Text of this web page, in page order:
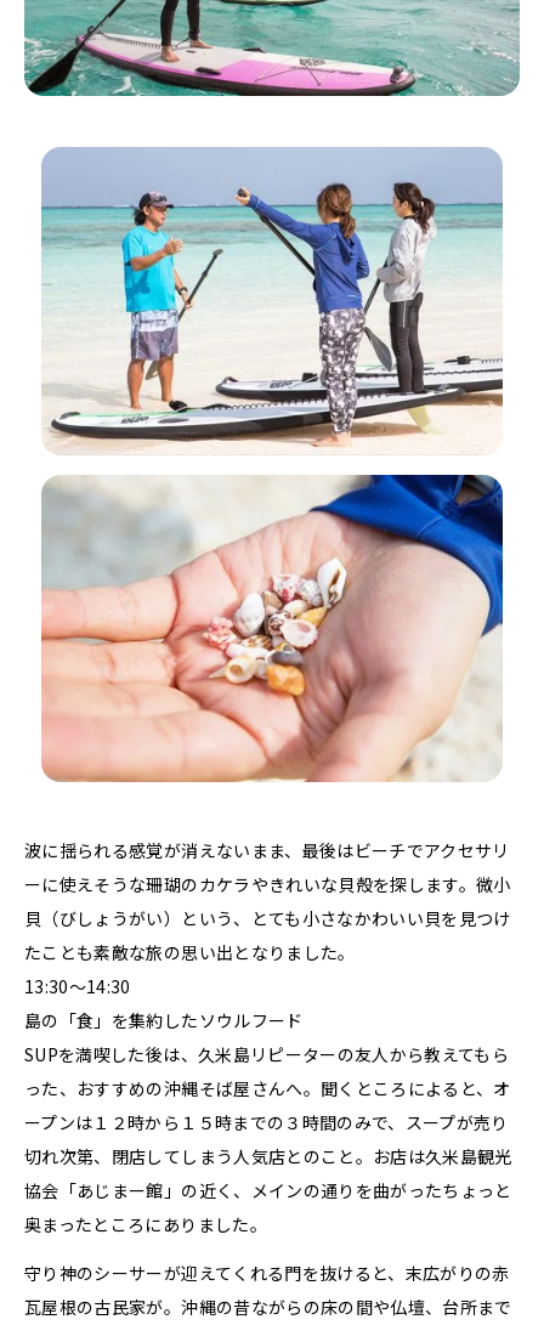
波に揺られる感覚が消えないまま、最後はビーチでアクセサリ
ーに使えそうな珊瑚のカケラやきれいな貝殻を探します。微小
貝（びしょうがい）という、とても小さなかわいい貝を見つけ
たことも素敵な旅の思い出となりました。
13:30～14:30
島の「食」を集約したソウルフード
SUPを満喫した後は、久米島リピーターの友人から教えてもら
った、おすすめの沖縄そば屋さんへ。聞くところによると、オ
ープンは１２時から１５時までの３時間のみで、スープが売り
切れ次第、閉店してしまう人気店とのこと。お店は久米島観光
協会「あじまー館」の近く、メインの通りを曲がったちょっと
奥まったところにありました。
守り神のシーサーが迎えてくれる門を抜けると、末広がりの赤
瓦屋根の古民家が。沖縄の昔ながらの床の間や仏壇、台所まで